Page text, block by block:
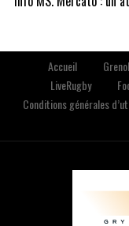
Accueil
LiveRugby
Conditions générales